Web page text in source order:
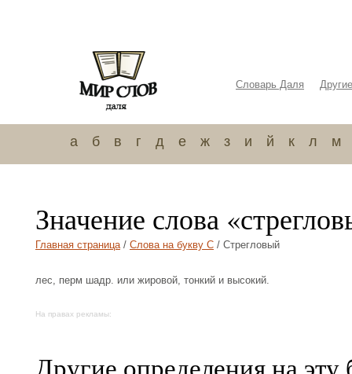
Словарь Даля
а б в г д е ж з и й к л м
Значение слова
Главная страница/ Слова на букву С / Стрегловый
лес, перм шадр. или жировой, тонкий и высокий.
На правах рекламы:
Другие определения на эту